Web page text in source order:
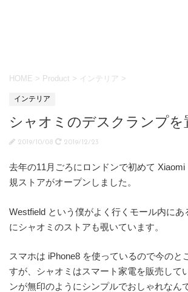
HOME > Product > インテリア >
インテリア
シャオミのデスクランプを
2019/10/08 2019/12/23
去年の11月ごろにロンドンで初めて Xiaomi
規ストアがオープンしました。
Westfield という僕がよく行くモール内にあ
にシャオミのストアも覗いています。
スマホは iPhone8 を使っているので今のと
すが、シャオミはスマート家電を販売して
ンが無印のようにシンプルでおしゃれなん